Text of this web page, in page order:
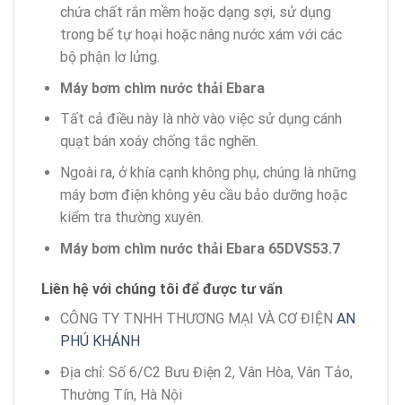
chứa chất rắn mềm hoặc dạng sợi, sử dụng
trong bể tự hoại hoặc nâng nước xám với các
bộ phận lơ lửng.
Máy bơm chìm nước thải Ebara
Tất cả điều này là nhờ vào việc sử dụng cánh
quạt bán xoáy chống tắc nghẽn.
Ngoài ra, ở khía cạnh không phụ, chúng là những
máy bơm điện không yêu cầu bảo dưỡng hoặc
kiểm tra thường xuyên.
Máy bơm chìm nước thải Ebara 65DVS53.7
Liên hệ với chúng tôi để được tư vấn
CÔNG TY TNHH THƯƠNG MẠI VÀ CƠ ĐIỆN AN
PHÚ KHÁNH
Địa chỉ: Số 6/C2 Bưu Điện 2, Vân Hòa, Vân Tảo,
Thường Tín, Hà Nội